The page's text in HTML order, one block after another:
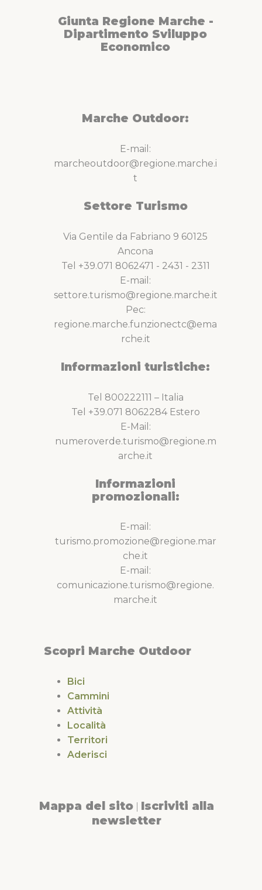
Giunta Regione Marche -
Dipartimento Sviluppo
Economico
Marche Outdoor:
E-mail:
marcheoutdoor@regione.marche.i
t
Settore Turismo
Via Gentile da Fabriano 9 60125
Ancona
Tel +39.071 8062471 - 2431 - 2311
E-mail:
settore.turismo@regione.marche.it
Pec:
regione.marche.funzionectc@ema
rche.it
Informazioni turistiche:
Tel 800222111 – Italia
Tel +39.071 8062284 Estero
E-Mail:
numeroverde.turismo@regione.m
arche.it
Informazioni
promozionali:
E-mail:
turismo.promozione@regione.mar
che.it
E-mail:
comunicazione.turismo@regione.
marche.it
Scopri Marche Outdoor
Bici
Cammini
Attività
Località
Territori
Aderisci
Mappa del sito Iscriviti alla
newsletter